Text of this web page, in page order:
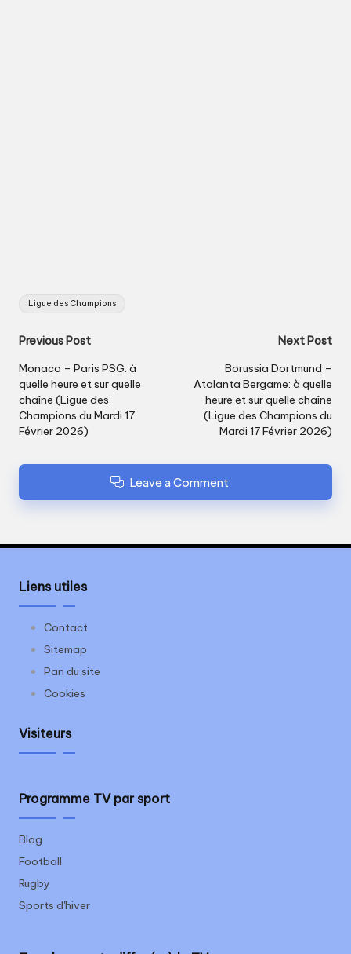
Tags:
Ligue des Champions
Post
navigation
Previous Post
Monaco – Paris PSG: à
quelle heure et sur quelle
chaîne (Ligue des
Champions du Mardi 17
Février 2026)
Next Post
Borussia Dortmund –
Atalanta Bergame: à quelle
heure et sur quelle chaîne
(Ligue des Champions du
Mardi 17 Février 2026)
Leave a Comment
Liens utiles
Contact
Sitemap
Pan du site
Cookies
Visiteurs
Programme TV par sport
Blog
Football
Rugby
Sports d'hiver